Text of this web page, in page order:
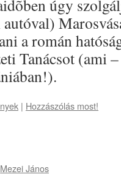
úgy
a román
Tanácsot (ami
| Hozzászólás most!
Mezei János